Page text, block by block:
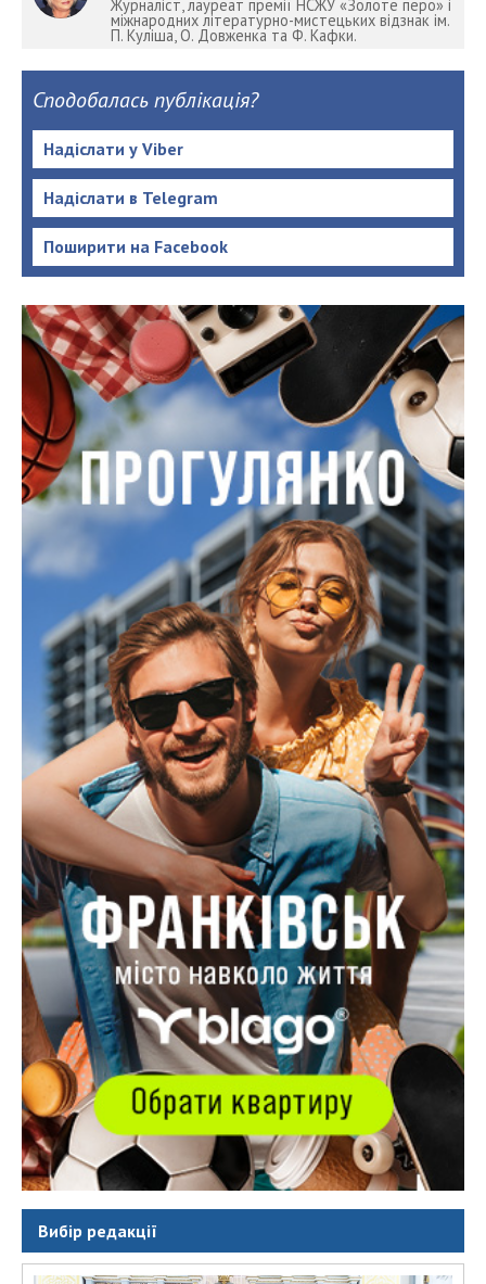
Журналіст, лауреат премії НСЖУ «Золоте перо» і
міжнародних літературно-мистецьких відзнак ім.
П. Куліша, О. Довженка та Ф. Кафки.
Сподобалась публікація?
Надіслати у Viber
Надіслати в Telegram
Поширити на Facebook
Вибір редакції